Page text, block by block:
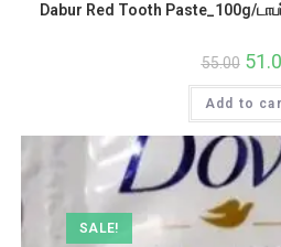
Dabur Red Tooth Paste_100g/
55.00
price
was:
Add to
SALE!